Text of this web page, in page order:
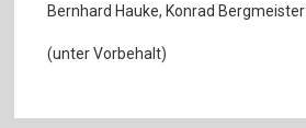
Bernhard Hauke, Konrad Bergmeister
(unter Vorbehalt)